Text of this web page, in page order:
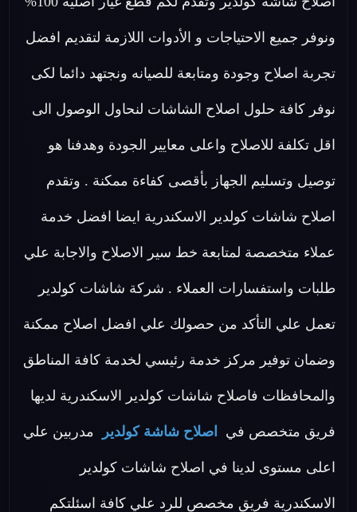
ونوفر جميع الاحتياجات و الأدوات اللازمة لتقديم افضل
تجربة اصلاح وجودة ومتابعة للصيانه ونجتهد دائما لكى
نوفر كافة حلول اصلاح الشاشات لنحاول الوصول الى
اقل تكلفة للاصلاح واعلى معايير الجودة وهدفنا هو
توصيل وتسليم الجهاز بأقصى كفاءة ممكنة . وتقدم
اصلاح شاشات كولدير الاسكندرية ايضا افضل خدمة
عملاء متخصصة لمتابعة خط سير الاصلاح والاجابة علي
طلبات واستفسارات العملاء . شركة شاشات كولدير
تعمل علي التأكد من حصولك علي افضل اصلاح ممكنة
وضمان توفير مركز خدمة رئيسي لخدمة كافة المناطق
والمحافظات فاصلاح شاشات كولدير الاسكندرية لديها
فريق متخصص في اصلاح شاشة كولدير مدربين علي
اعلى مستوى لدينا في اصلاح شاشات كولدير
الاسكندرية فريق مخصص للرد علي كافة اسئلتكم